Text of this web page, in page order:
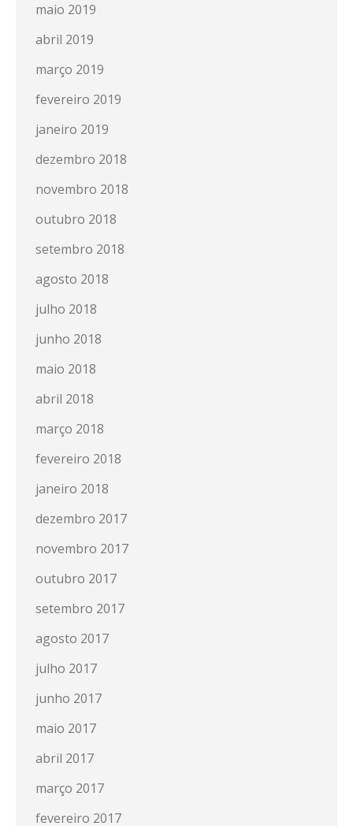
maio 2019
abril 2019
março 2019
fevereiro 2019
janeiro 2019
dezembro 2018
novembro 2018
outubro 2018
setembro 2018
agosto 2018
julho 2018
junho 2018
maio 2018
abril 2018
março 2018
fevereiro 2018
janeiro 2018
dezembro 2017
novembro 2017
outubro 2017
setembro 2017
agosto 2017
julho 2017
junho 2017
maio 2017
abril 2017
março 2017
fevereiro 2017